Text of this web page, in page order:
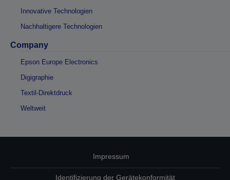
Innovative Technologien
Nachhaltigere Technologien
Company
Epson Europe Electronics
Digigraphie
Textil-Direktdruck
Weltweit
Impressum
Identifizierung der Gerätekonformität